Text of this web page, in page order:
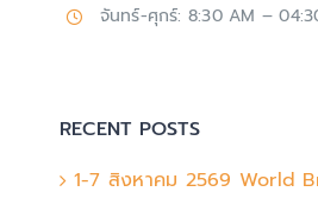
จันทร์-ศุกร์: 8:30 AM –
RECENT POSTS
1-7 สิงหาคม 2569 World